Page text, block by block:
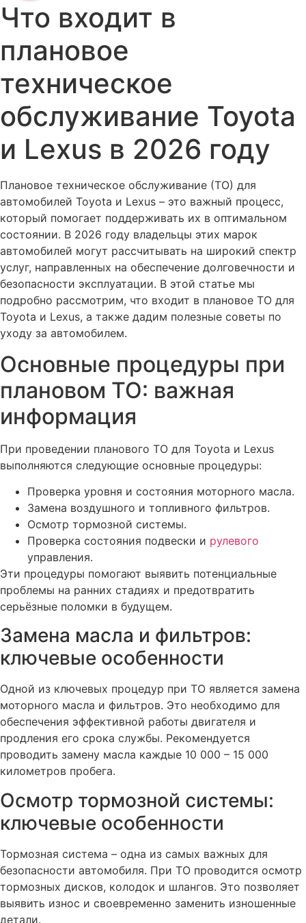
Что входит в
плановое
техническое
обслуживание Toyota
и Lexus в 2026 году
Плановое техническое обслуживание (ТО) для
автомобилей Toyota и Lexus – это важный процесс,
который помогает поддерживать их в оптимальном
состоянии. В 2026 году владельцы этих марок
автомобилей могут рассчитывать на широкий спектр
услуг, направленных на обеспечение долговечности и
безопасности эксплуатации. В этой статье мы
подробно рассмотрим, что входит в плановое ТО для
Toyota и Lexus, а также дадим полезные советы по
уходу за автомобилем.
Основные процедуры при
плановом ТО: важная
информация
При проведении планового ТО для Toyota и Lexus
выполняются следующие основные процедуры:
Проверка уровня и состояния моторного масла.
Замена воздушного и топливного фильтров.
Осмотр тормозной системы.
Проверка состояния подвески и рулевого
управления.
Эти процедуры помогают выявить потенциальные
проблемы на ранних стадиях и предотвратить
серьёзные поломки в будущем.
Замена масла и фильтров:
ключевые особенности
Одной из ключевых процедур при ТО является замена
моторного масла и фильтров. Это необходимо для
обеспечения эффективной работы двигателя и
продления его срока службы. Рекомендуется
проводить замену масла каждые 10 000 – 15 000
километров пробега.
Осмотр тормозной системы:
ключевые особенности
Тормозная система – одна из самых важных для
безопасности автомобиля. При ТО проводится осмотр
тормозных дисков, колодок и шлангов. Это позволяет
выявить износ и своевременно заменить изношенные
детали.